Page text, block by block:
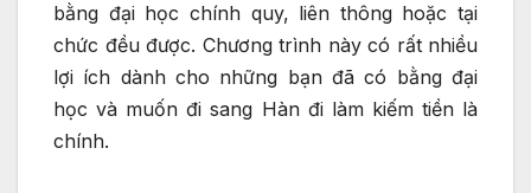
bằng đại học chính quy, liên thông hoặc tại
chức đều được. Chương trình này có rất nhiều
lợi ích dành cho những bạn đã có bằng đại
học và muốn đi sang Hàn đi làm kiếm tiền là
chính.